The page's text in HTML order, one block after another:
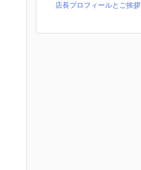
店長プロフィールとご挨拶